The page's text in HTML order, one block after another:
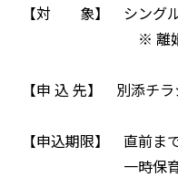
【対 象】 シングル
※ 離婚前の
【申 込 先】 別添チ
【申込期限】 直前ま
一時保育申込